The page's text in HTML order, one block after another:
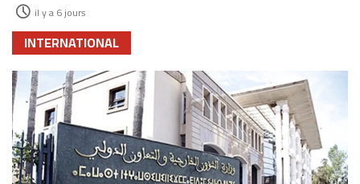
il y a 6 jours
INTERNATIONAL